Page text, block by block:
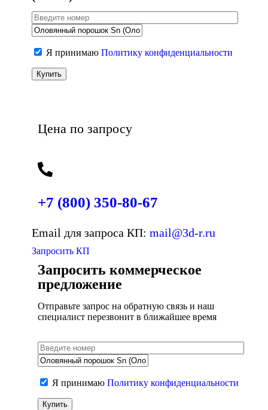
Я принимаю Политику конфиденциальности
Цена по запросу
+7 (800) 350-80-67
Email для запроса КП: mail@3d-r.ru
Запросить КП
Запросить коммерческое
предложение
Отправьте запрос на обратную связь и наш
специалист перезвонит в ближайшее время
Я принимаю Политику конфиденциальности